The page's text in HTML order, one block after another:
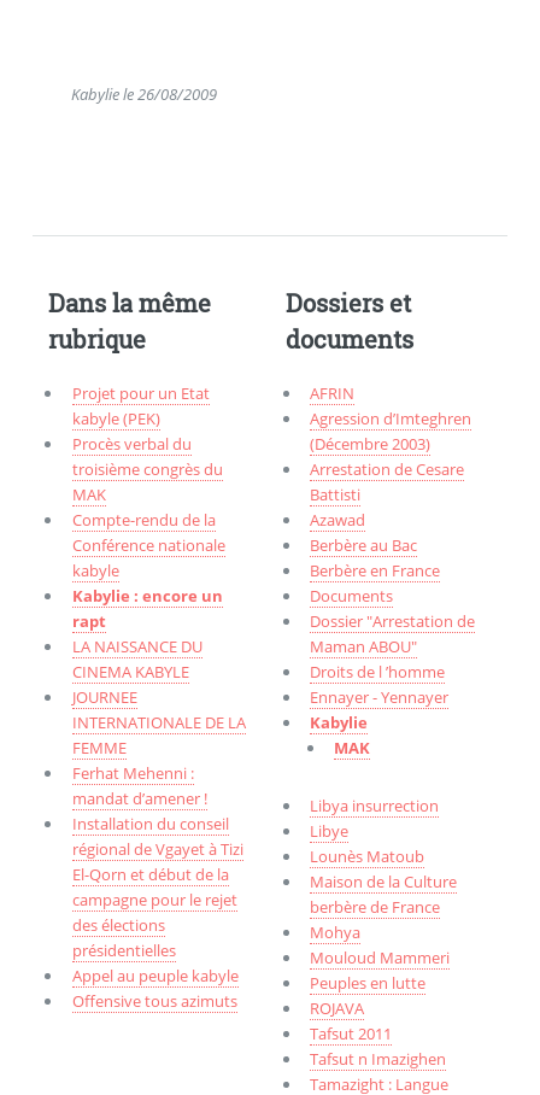
Kabylie le 26/08/2009
Dans la même
rubrique
Projet pour un Etat
kabyle (PEK)
Procès verbal du
troisième congrès du
MAK
Compte-rendu de la
Conférence nationale
kabyle
Kabylie : encore un
rapt
LA NAISSANCE DU
CINEMA KABYLE
JOURNEE
INTERNATIONALE DE LA
FEMME
Ferhat Mehenni :
mandat d’amener !
Installation du conseil
régional de Vgayet à Tizi
El-Qorn et début de la
campagne pour le rejet
des élections
présidentielles
Appel au peuple kabyle
Offensive tous azimuts
Dossiers et
documents
AFRIN
Agression d’Imteghren
(Décembre 2003)
Arrestation de Cesare
Battisti
Azawad
Berbère au Bac
Berbère en France
Documents
Dossier "Arrestation de
Maman ABOU"
Droits de l ’homme
Ennayer - Yennayer
Kabylie
MAK
Libya insurrection
Libye
Lounès Matoub
Maison de la Culture
berbère de France
Mohya
Mouloud Mammeri
Peuples en lutte
ROJAVA
Tafsut 2011
Tafsut n Imazighen
Tamazight : Langue